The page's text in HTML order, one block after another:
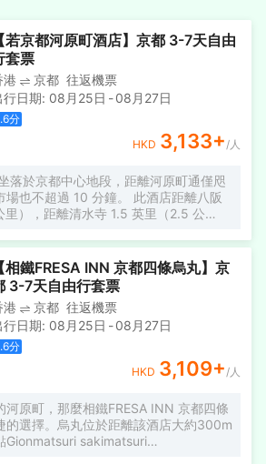
【若京都河原町酒店】京都 3-7天自由
套票
港 京都 往返機票
行日期: 08月25日 -08月27日
分
HKD 3,133+ /人
落於京都中心地段，距離河原町通僅咫
場也不超過 10 分鐘。 此酒店距離八阪
），距離清水寺 1.5 英里（2.5 公
服務/設施包括24 小時前台服務、行李
40 間客房提供冰箱和平板電視；您定
舒適。提供免費無線網絡，方便您與朋
可滿足您的娛樂需求。配備淋浴/盆浴
浴桶和吹風機。便利設施包括書桌和
；而且按要求提供提供客房服務。
【相鐵FRESA INN 京都四條烏丸】京
3-7天自由行套票
港 京都 往返機票
行日期: 08月25日 -08月27日
分
HKD 3,109+ /人
河原町，那麼相鐵FRESA INN 京都四條
的選擇。烏丸位於距離該酒店大約300m
Gionmatsuri sakimatsuri